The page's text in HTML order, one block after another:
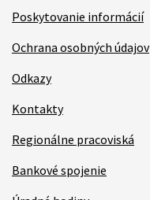
Poskytovanie informácií
Ochrana osobných údajov
Odkazy
Kontakty
Regionálne pracoviská
Bankové spojenie